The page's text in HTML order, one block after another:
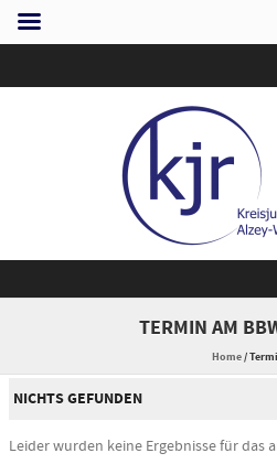
TERMIN AM
Home/
NICHTS GEFUNDEN
Leider wurden keine Ergebnisse für das